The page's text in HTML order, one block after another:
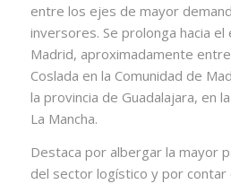
entre los ejes de mayor
inversores. Se prolonga hacia
Madrid, aproximadamente
Coslada en la Comunidad de
la provincia de Guadalajara, en
La Mancha.
Destaca por albergar la mayor
del sector logístico y por contar